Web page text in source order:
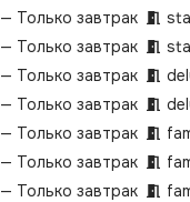
— Только завтрак
— Только завтрак
— Только завтрак
— Только завтрак
— Только завтрак
— Только завтрак
— Только завтрак